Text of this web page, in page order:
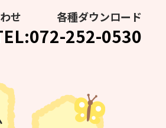
せ 各種ダウンロード
252-0530